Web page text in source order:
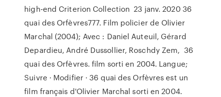
high-end Criterion Collection 23 janv. 2020 36
quai des Orfèvres777. Film policier de Olivier
Marchal (2004); Avec : Daniel Auteuil, Gérard
Depardieu, André Dussollier, Roschdy Zem, 36
quai des Orfèvres. film sorti en 2004. Langue;
Suivre · Modifier · 36 quai des Orfèvres est un
film français d'Olivier Marchal sorti en 2004.